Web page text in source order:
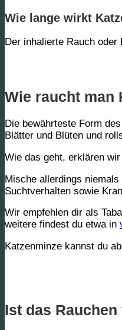
Wie lange wirkt
Der inhalierte Rauch oder
Wie raucht man
Die bewährteste Form
Blätter und Blüten und
Wie das geht, erklären
Mische allerdings
Suchtverhalten sowie
Wir empfehlen dir als
weitere findest du etwa in
Katzenminze kannst du
Ist das